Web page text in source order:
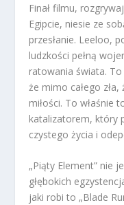
Finał filmu,
Egipcie, niesie ze
przesłanie. Leeloo,
ludzkości pełną
ratowania świata.
że mimo całego
miłości. To właśnie
katalizatorem, który
czystego życia i
„Piąty Element” nie
głębokich
jaki robi to „Blade